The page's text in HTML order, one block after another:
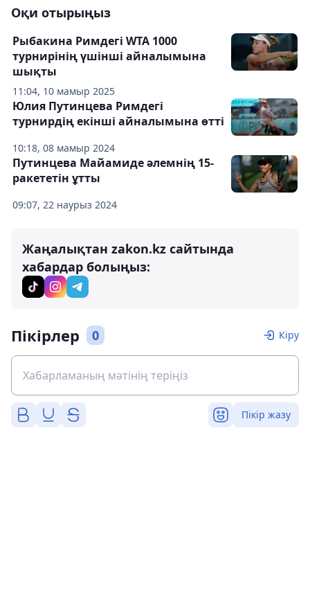
Оқи отырыңыз
11:04, 10 мамыр 2025
Рыбакина Римдегі WTA 1000
турнирінің үшінші айналымына
шықты
10:18, 08 мамыр 2024
Юлия Путинцева Римдегі
турнирдің екінші айналымына өтті
09:07, 22 наурыз 2024
Путинцева Майамиде әлемнің 15-
ракететін ұтты
Жаңалықтан zakon.kz сайтында
хабардар болыңыз:
Пікірлер 0 Кіру
Пікір жазу